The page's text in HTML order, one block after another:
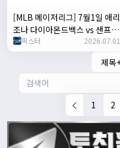
[MLB 메이저리그] 7월1일 애리
조나 다이아몬드백스 vs 샌프란
시스코 자이언츠 | 스포츠 분석
무료 중계 토친놈
픽스터 2026.07.01
1
2